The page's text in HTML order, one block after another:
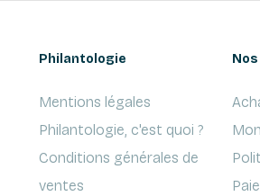
Philantologie
Mentions légales
Philantologie, c'est quoi ?
Conditions générales de
ventes